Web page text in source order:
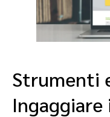
Strumenti